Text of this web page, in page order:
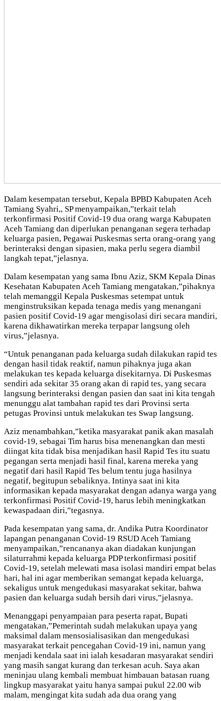
Dalam kesempatan tersebut, Kepala BPBD Kabupaten Aceh
Tamiang Syahri,, SP menyampaikan,”terkait telah
terkonfirmasi Positif Covid-19 dua orang warga Kabupaten
Aceh Tamiang dan diperlukan penanganan segera terhadap
keluarga pasien, Pegawai Puskesmas serta orang-orang yang
berinteraksi dengan sipasien, maka perlu segera diambil
langkah tepat,”jelasnya.
Dalam kesempatan yang sama Ibnu Aziz, SKM Kepala Dinas
Kesehatan Kabupaten Aceh Tamiang mengatakan,”pihaknya
telah memanggil Kepala Puskesmas setempat untuk
menginstruksikan kepada tenaga medis yang menangani
pasien positif Covid-19 agar mengisolasi diri secara mandiri,
karena dikhawatirkan mereka terpapar langsung oleh
virus,”jelasnya.
“Untuk penanganan pada keluarga sudah dilakukan rapid tes
dengan hasil tidak reaktif, namun pihaknya juga akan
melakukan tes kepada keluarga disekitarnya. Di Puskesmas
sendiri ada sekitar 35 orang akan di rapid tes, yang secara
langsung berinteraksi dengan pasien dan saat ini kita tengah
menunggu alat tambahan rapid tes dari Provinsi serta
petugas Provinsi untuk melakukan tes Swap langsung.
Aziz menambahkan,”ketika masyarakat panik akan masalah
covid-19, sebagai Tim harus bisa menenangkan dan mesti
diingat kita tidak bisa menjadikan hasil Rapid Tes itu suatu
pegangan serta menjadi hasil final, karena mereka yang
negatif dari hasil Rapid Tes belum tentu juga hasilnya
negatif, begitupun sebaliknya. Intinya saat ini kita
informasikan kepada masyarakat dengan adanya warga yang
terkonfirmasi Positif Covid-19, harus lebih meningkatkan
kewaspadaan diri,”tegasnya.
Pada kesempatan yang sama, dr. Andika Putra Koordinator
lapangan penanganan Covid-19 RSUD Aceh Tamiang
menyampaikan,”rencananya akan diadakan kunjungan
silaturrahmi kepada keluarga PDP terkonfirmasi positif
Covid-19, setelah melewati masa isolasi mandiri empat belas
hari, hal ini agar memberikan semangat kepada keluarga,
sekaligus untuk mengedukasi masyarakat sekitar, bahwa
pasien dan keluarga sudah bersih dari virus,”jelasnya.
Menanggapi penyampaian para peserta rapat, Bupati
mengatakan,”Pemerintah sudah melakukan upaya yang
maksimal dalam mensosialisasikan dan mengedukasi
masyarakat terkait pencegahan Covid-19 ini, namun yang
menjadi kendala saat ini ialah kesadaran masyarakat sendiri
yang masih sangat kurang dan terkesan acuh. Saya akan
meninjau ulang kembali membuat himbauan batasan ruang
lingkup masyarakat yaitu hanya sampai pukul 22.00 wib
malam, mengingat kita sudah ada dua orang yang